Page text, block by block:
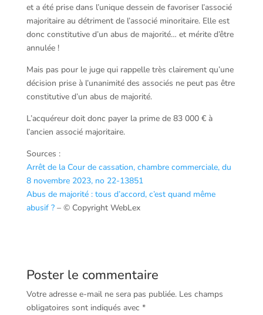
et a été prise dans l’unique dessein de favoriser l’associé
majoritaire au détriment de l’associé minoritaire. Elle est
donc constitutive d’un abus de majorité… et mérite d’être
annulée !
Mais pas pour le juge qui rappelle très clairement qu’une
décision prise à l’unanimité des associés ne peut pas être
constitutive d’un abus de majorité.
L’acquéreur doit donc payer la prime de 83 000 € à
l’ancien associé majoritaire.
Sources :
Arrêt de la Cour de cassation, chambre commerciale, du
8 novembre 2023, no 22-13851
Abus de majorité : tous d’accord, c’est quand même
abusif ?– © Copyright WebLex
Poster le commentaire
Votre adresse e-mail ne sera pas publiée. Les champs
obligatoires sont indiqués avec *